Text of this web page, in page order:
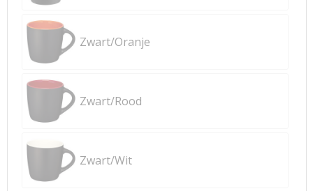
Zwart/Oranje
Zwart/Rood
Zwart/Wit